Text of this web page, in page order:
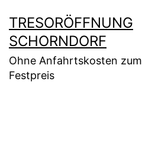
Inhalt
springen
TRESORÖFFNUNG
SCHORNDORF
Ohne Anfahrtskosten zum
Festpreis